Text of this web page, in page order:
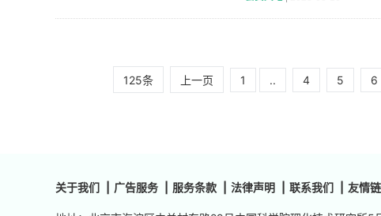
125条 上一页 1 .. 4 5 6
关于我们 广告服务 服务条款 法律声明 联系我们 友情